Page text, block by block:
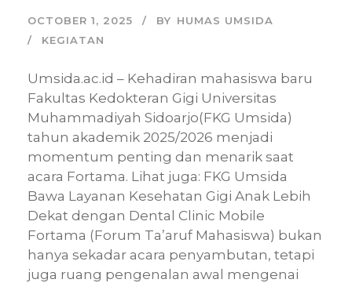
OCTOBER 1, 2025 BY HUMAS UMSIDA
KEGIATAN
Umsida.ac.id – Kehadiran mahasiswa baru
Fakultas Kedokteran Gigi Universitas
Muhammadiyah Sidoarjo(FKG Umsida)
tahun akademik 2025/2026 menjadi
momentum penting dan menarik saat
acara Fortama. Lihat juga: FKG Umsida
Bawa Layanan Kesehatan Gigi Anak Lebih
Dekat dengan Dental Clinic Mobile
Fortama (Forum Ta’aruf Mahasiswa) bukan
hanya sekadar acara penyambutan, tetapi
juga ruang pengenalan awal mengenai